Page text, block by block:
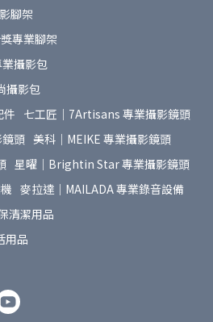
腳架
專業腳架
攝影包
攝影包
件 七工匠｜7Artisans 專業攝影鏡頭
頭 美科｜MEIKE 專業攝影鏡頭
星曜｜Brightin Star 專業攝影鏡頭
麥拉達｜MAILADA 專業錄音設備
清潔用品
用品